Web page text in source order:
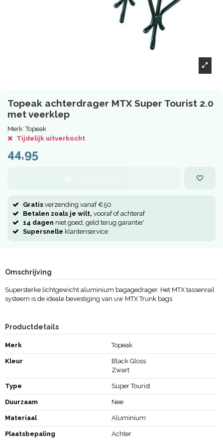
Topeak achterdrager MTX Super Tourist 2.0
met veerklep
Merk: Topeak
Tijdelijk uitverkocht
44,95
Gratis verzending vanaf €50
Betalen zoals je wilt, vooraf of achteraf
14 dagen niet goed, geld terug garantie*
Supersnelle klantenservice
Omschrijving
Supersterke lichtgewicht aluminium bagagedrager. Het MTX tassenrail
systeem is de ideale bevestiging van uw MTX Trunk bags
Productdetails
Merk Topeak
Kleur
Black Gloss
Zwart
Type Super Tourist
Duurzaam Nee
Materiaal Aluminium
Plaatsbepaling Achter